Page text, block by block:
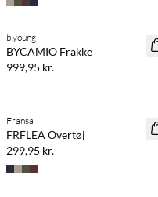
NYHED
b.young
BYCAMIO Frakke
999,95 kr.
NYHED
Fransa
FRFLEA Overtøj
299,95 kr.